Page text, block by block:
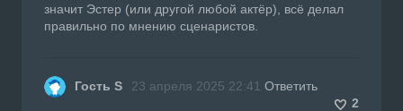
значит Эстер (или другой любой актёр), всё делал
правильно по мнению сценаристов.
Гость S 23 апреля 2025 22:41 Ответить
2